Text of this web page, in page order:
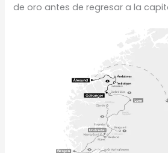
de oro antes de regresar a la